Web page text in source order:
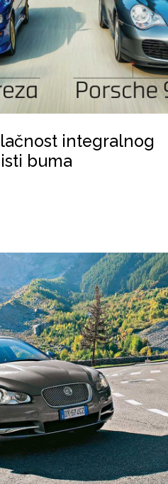
integralnog
buma